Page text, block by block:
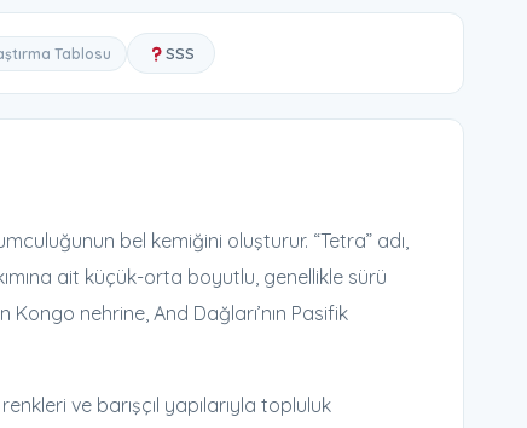
Tablosu SSS
bel kemiğini oluşturur. “Tetra” adı,
ait küçük-orta boyutlu, genellikle sürü
Kongo nehrine, And Dağları’nın Pasifik
ve barışçıl yapılarıyla topluluk